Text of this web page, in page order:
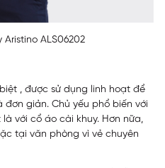
ALS06202
, được sử dụng linh hoạt để
giản. Chủ yếu phổ biến với
với cổ áo cài khuy. Hơn nữa,
tại văn phòng vì vẻ chuyên